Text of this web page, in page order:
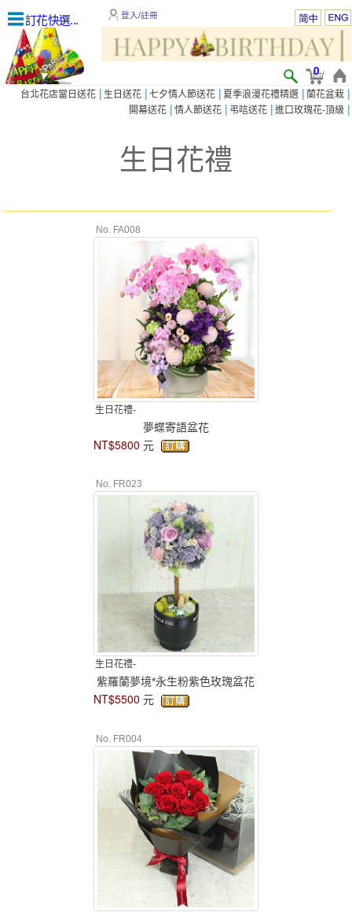
訂花快選... 登入/註冊
0
台北花店當日送花 | 生日送花 | 七夕情人節送花 | 夏季浪漫花禮精選 | 蘭花盆栽 |
開幕送花 | 情人節送花 | 弔唁送花 | 進口玫瑰花-頂級 |
生日花禮
No. FA008
生日花禮-
夢蝶寄語盆花
NT$5800 元
No. FR023
生日花禮-
紫羅蘭夢境*永生粉紫色玫瑰盆花
NT$5500 元
No. FR004